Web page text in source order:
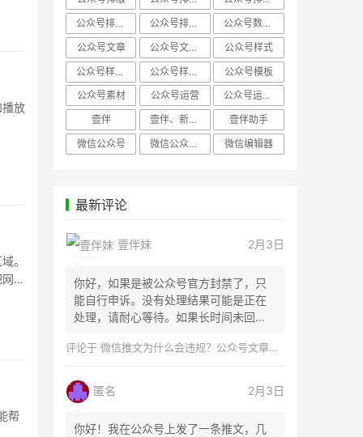
放
。
页
帮
公众号排版，微信编辑器
公众号排版，排版样式
公众号数据分析
公众号文章
公众号文章、公众号运营
公众号样式
公众号样式，微信公众号排版
公众号样式，微信编辑器
公众号模板
公众号素材
公众号运营
公众号运营，公众号编辑器
壹伴
壹伴、新媒体运营
壹伴助手
微信公众号
微信公众号，样式模板、公众号样式 微信编辑器
最新评论
壹伴妹 2月3日
你好，如果是被公众号官方封禁了，只
能自行申诉。没有处理结果可能是正在
处理，请耐心等待。如果长时间未回
评论于 微信推文为什么会违规？公众号文章怎么检测是否违规？
匿名 2月3日
你好！我在公众号上发了一条推文，几